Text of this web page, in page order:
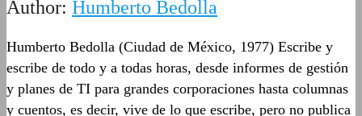
Author: Humberto Bedolla
Humberto Bedolla (Ciudad de México, 1977) Escribe y
escribe de todo y a todas horas, desde informes de gestión
y planes de TI para grandes corporaciones hasta columnas
y cuentos, es decir, vive de lo que escribe, pero no publica